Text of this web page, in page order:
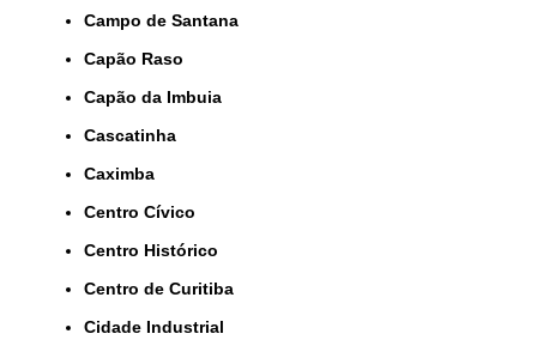
Campo de Santana
Capão Raso
Capão da Imbuia
Cascatinha
Caximba
Centro Cívico
Centro Histórico
Centro de Curitiba
Cidade Industrial